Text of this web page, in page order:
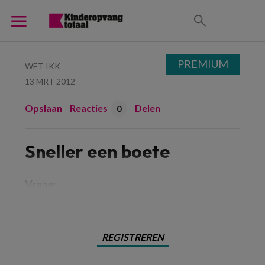
WET IKK
13 MRT 2012
Opslaan Reacties 0 Delen
Sneller een boete
REGISTREREN
PREMIUM